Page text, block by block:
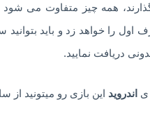
همه چیز متفاوت می شود
را خواهد زد و باید بتوانید
دریافت نمایید.
ی اندروید این بازی رو میتونید از